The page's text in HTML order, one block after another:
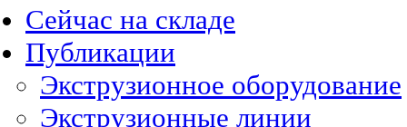
Сейчас на складе
Публикации
Экструзионное оборудование
Экструзионные линии